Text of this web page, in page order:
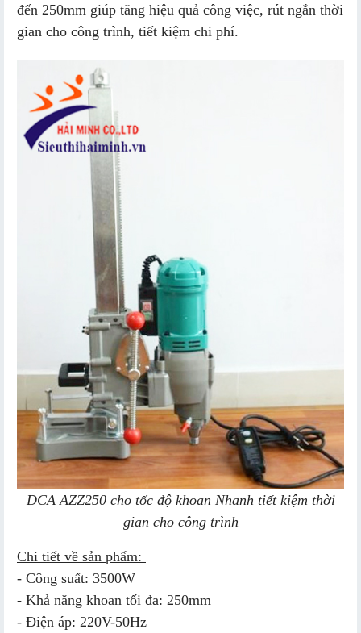
đến 250mm giúp tăng hiệu quả công việc, rút ngắn thời
gian cho công trình, tiết kiệm chi phí.
DCA AZZ250 cho tốc độ khoan Nhanh tiết kiệm thời
gian cho công trình
Chi tiết về sản phẩm:
- Công suất: 3500W
- Khả năng khoan tối đa: 250mm
- Điện áp: 220V-50Hz